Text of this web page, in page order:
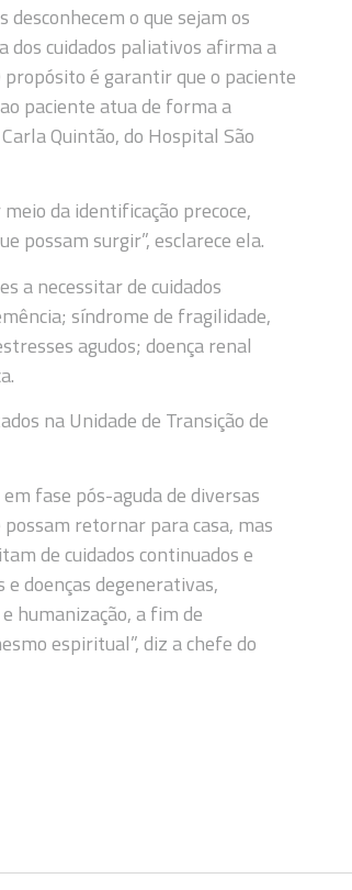
desconhecem o que sejam os
dos cuidados paliativos afirma a
é garantir que o paciente
paciente atua de forma a
Quintão, do Hospital São
da identificação precoce,
possam surgir”, esclarece ela.
a necessitar de cuidados
síndrome de fragilidade,
agudos; doença renal
na Unidade de Transição de
fase pós-aguda de diversas
retornar para casa, mas
de cuidados continuados e
e doenças degenerativas,
humanização, a fim de
espiritual”, diz a chefe do